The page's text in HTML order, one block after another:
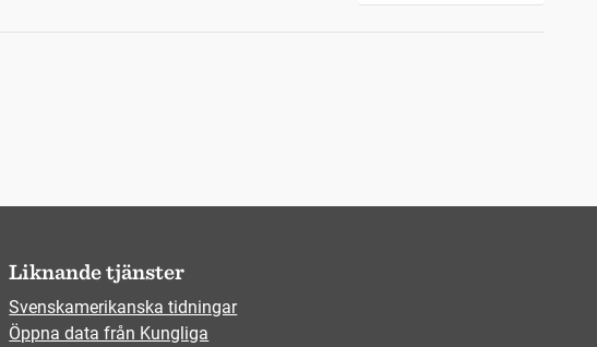
Liknande tjänster
Svenskamerikanska tidningar
Öppna data från Kungliga